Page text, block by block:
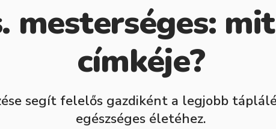
mesterséges:
címkéje?
segít felelős gazdiként a legjobb
egészséges életéhez.